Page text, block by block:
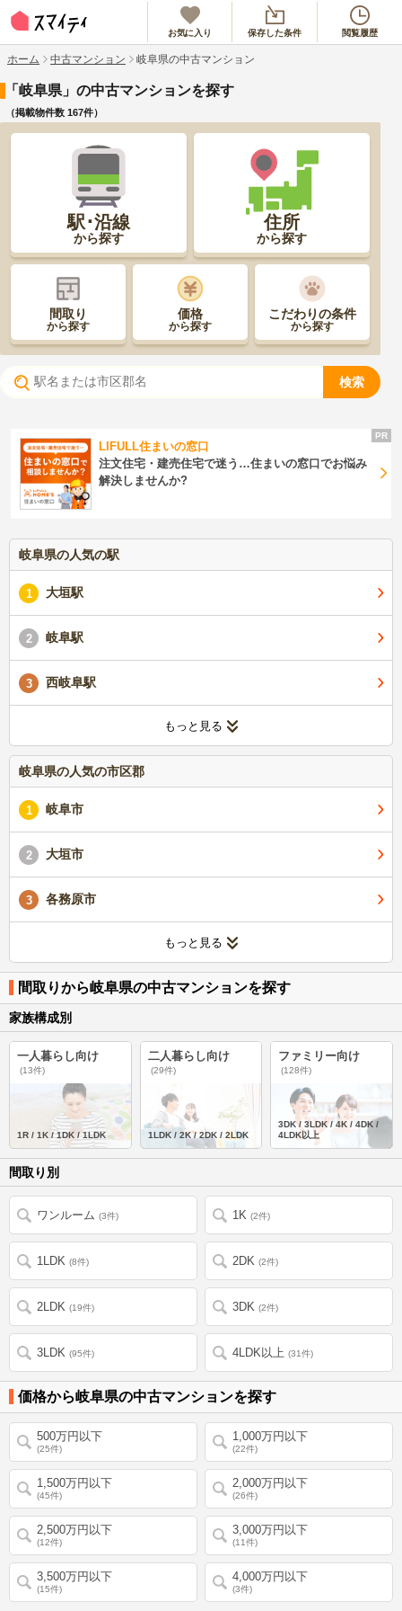
お気に入り 保存した条件 閲覧履歴
ホーム 中古マンション 岐阜県の中古マンション
「岐阜県」の中古マンションを探す
（掲載物件数 167件）
駅･沿線
から探す
住所
から探す
間取り
から探す
価格
から探す
こだわりの条件
から探す
検索
LIFULL住まいの窓口
注文住宅・建売住宅で迷う…住まいの窓口でお悩み
解決しませんか?
岐阜県の人気の駅
1 大垣駅
2 岐阜駅
3 西岐阜駅
もっと見る
岐阜県の人気の市区郡
1 岐阜市
2 大垣市
3 各務原市
もっと見る
間取りから岐阜県の中古マンションを探す
家族構成別
一人暮らし向け
(13件)
1R / 1K / 1DK / 1LDK
二人暮らし向け
(29件)
1LDK / 2K / 2DK / 2LDK
ファミリー向け
(128件)
3DK / 3LDK / 4K / 4DK /
4LDK以上
間取り別
ワンルーム (3件) 1K (2件)
1LDK (8件) 2DK (2件)
2LDK (19件) 3DK (2件)
3LDK (95件) 4LDK以上 (31件)
価格から岐阜県の中古マンションを探す
500万円以下
(25件)
1,000万円以下
(22件)
1,500万円以下
(45件)
2,000万円以下
(26件)
2,500万円以下
(12件)
3,000万円以下
(11件)
3,500万円以下
(15件)
4,000万円以下
(3件)